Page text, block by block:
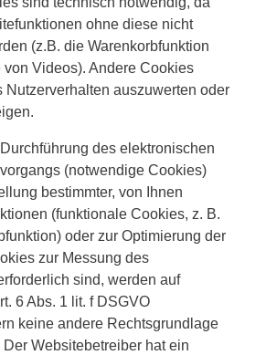
ohne diese nicht
(z.B. die Warenkorbfunktion
Videos). Andere Cookies
Nutzerverhalten auszuwerten oder
des elektronischen
(notwendige Cookies)
bestimmter, von Ihnen
(funktionale Cookies, z. B.
oder zur Optimierung der
zur Messung des
sind, werden auf
6 Abs. 1 lit. f DSGVO
keine andere Rechtsgrundlage
Websitebetreiber hat ein